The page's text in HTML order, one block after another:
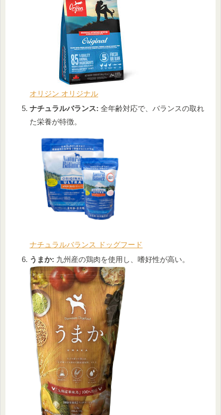
オリジン オリジナル
ナチュラルバランス: 全年齢対応で、バランスの取れ
た栄養が特徴。
ナチュラルバランス ドッグフード
うまか: 九州産の鶏肉を使用し、嗜好性が高い。